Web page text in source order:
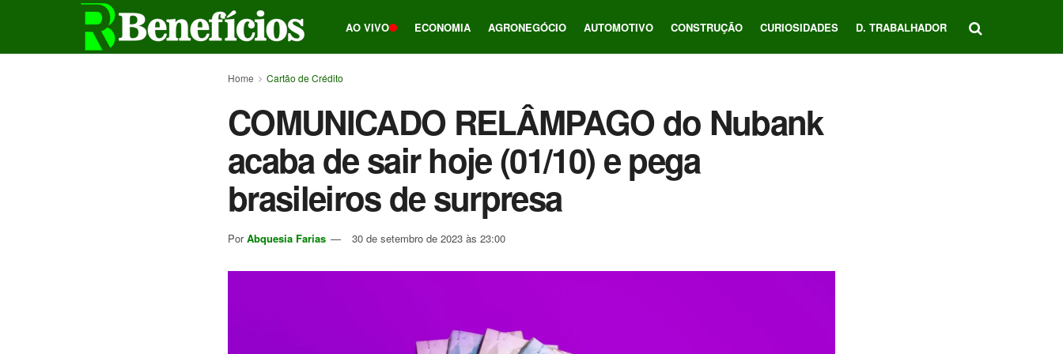
AO VIVO ECONOMIA AGRONEGÓCIO AUTOMOTIVO CONSTRUÇÃO CURIOSIDADES D. TRABALHADOR
Home Cartão de Crédito
COMUNICADO RELÂMPAGO do Nubank
acaba de sair hoje (01/10) e pega
brasileiros de surpresa
Por Abquesia Farias 30 de setembro de 2023 às 23:00